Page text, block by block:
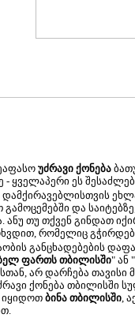
უძრავი ქონება
- ყველაპერი ეს
დამქირავებლისთვის
და
თუ თქვენ გინდათ
რომელიც
განცხადებების
ფართს თბილისში" ან "
არ დარჩება
ქონება თბილისში
იყიდოთ ბინა თბილისში,